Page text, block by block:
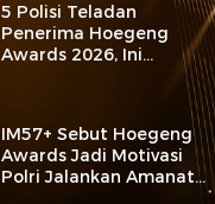
5 Polisi Teladan
Penerima Hoegeng
Awards 2026, Ini
Kategori dan Kiprahnya
IM57+ Sebut Hoegeng
Awards Jadi Motivasi
Polri Jalankan Amanat